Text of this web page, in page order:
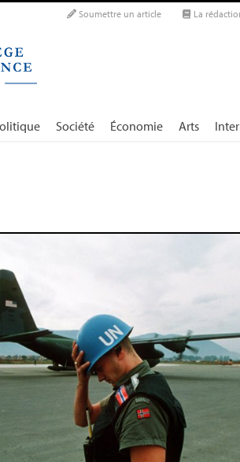
Soumettre un article La
Société Économie Arts